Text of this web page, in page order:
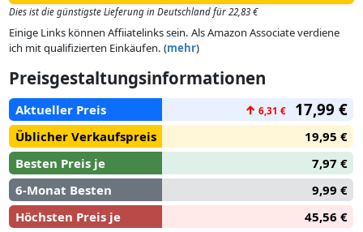
vuren. Deze waterblaster heeft een waterreservoir waar tot
975 milliliter water in kan.
Dies ist die günstigste Lieferung in Deutschland für 22,83 €
Einige Links können Affiiatelinks sein. Als Amazon Associate verdiene
ich mit qualifizierten Einkäufen. (mehr)
Preisgestaltungsinformationen
Aktueller Preis ↑ 6,31 € 17,99 €
Üblicher Verkaufspreis
19,95 €
Besten Preis je
7,97 €
6-Monat Besten
9,99 €
Höchsten Preis je
45,56 €